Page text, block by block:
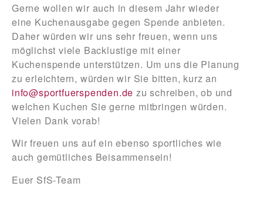
Gerne wollen wir auch in diesem Jahr wieder
eine Kuchenausgabe gegen Spende anbieten.
Daher würden wir uns sehr freuen, wenn uns
möglichst viele Backlustige mit einer
Kuchenspende unterstützen. Um uns die Planung
zu erleichtern, würden wir Sie bitten, kurz an
info@sportfuerspenden.de zu schreiben, ob und
welchen Kuchen Sie gerne mitbringen würden.
Vielen Dank vorab!
Wir freuen uns auf ein ebenso sportliches wie
auch gemütliches Beisammensein!
Euer SfS-Team